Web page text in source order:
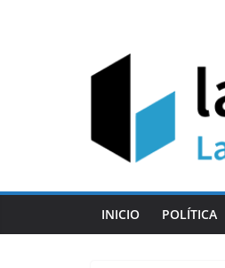
INICIO POLÍTICA